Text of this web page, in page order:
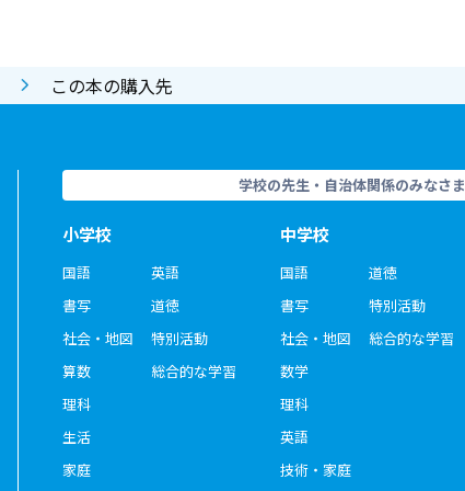
この本の購入先
学校の先生・自治体関係のみなさま
小学校
国語
書写
社会・地図
算数
理科
生活
家庭
英語
道徳
特別活動
総合的な学習
中学校
国語
書写
社会・地図
数学
理科
英語
技術・家庭
道徳
特別活動
総合的な学習